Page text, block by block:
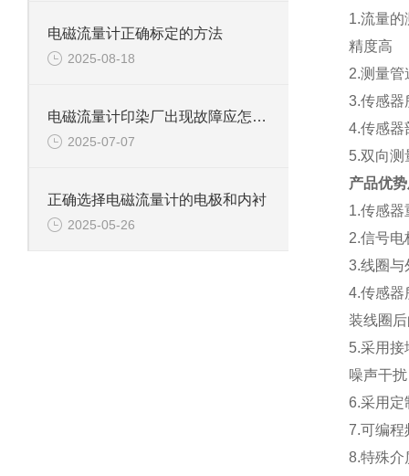
电磁流量计正确标定的方法
2025-08-18
电磁流量计印染厂出现故障应怎样排查呢？
2025-07-07
正确选择电磁流量计的电极和内衬
2025-05-26
1.流量
精度高
2.测量
3.传感器
4.传感器
5.双向测
产品优
1.传感
2.信号
3.线圈与
4.传感器
装线圈
5.采用
噪声干
6.采用
7.可编程
8.特殊介